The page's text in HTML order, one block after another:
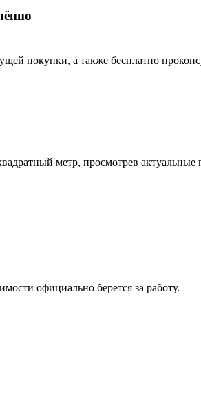
покупки, а также бесплатно
метр, просмотрев
официально берется за работу.